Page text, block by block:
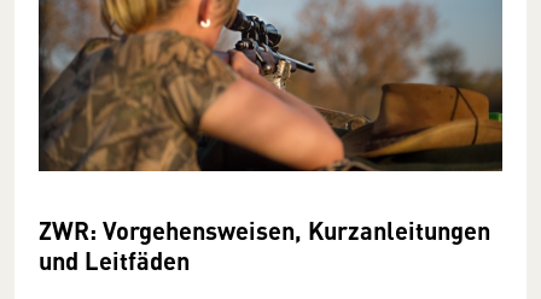
ZWR: Vorgehensweisen, Kurzanleitungen
und Leitfäden